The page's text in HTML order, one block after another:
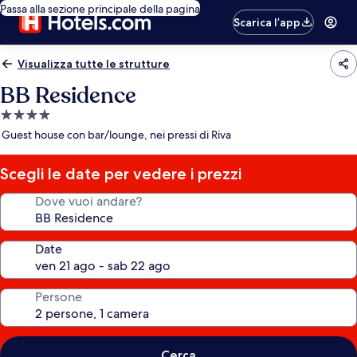
Passa alla sezione principale della pagina
Scarica l’app
Visualizza tutte le strutture
BB Residence
Struttura
a
stelle
Guest house con bar/lounge, nei pressi di Riva
Scegli le date per vedere i prezzi
Dove vuoi andare?
Date
Persone